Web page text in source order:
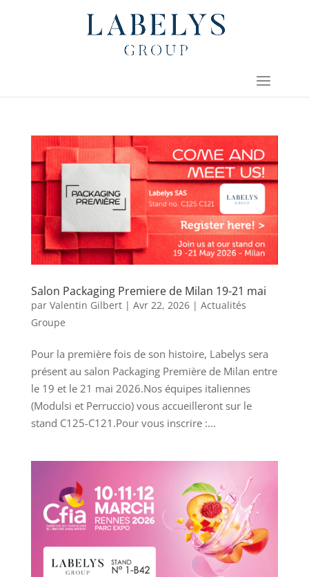
Salon Packaging Premiere de Milan 19-21 mai
par Valentin Gilbert| Avr 22, 2026| Actualités
Groupe
Pour la première fois de son histoire, Labelys sera
présent au salon Packaging Première de Milan entre
le 19 et le 21 mai 2026.Nos équipes italiennes
(Modulsi et Perruccio) vous accueilleront sur le
stand C125-C121.Pour vous inscrire :...